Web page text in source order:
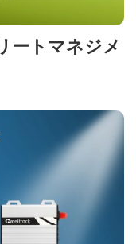
ートマネジメ